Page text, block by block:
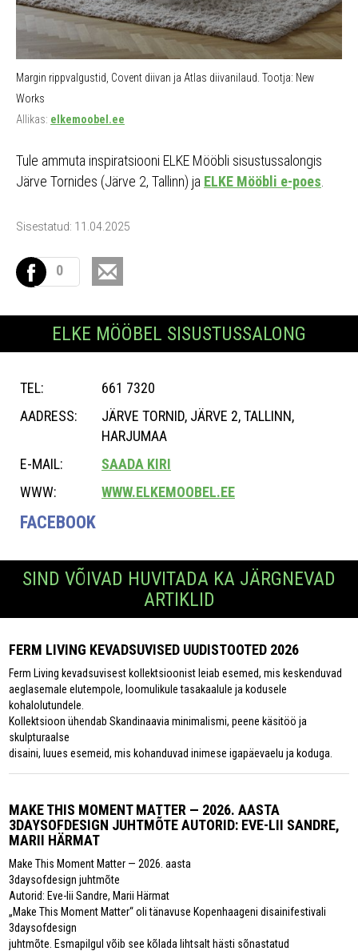
Margin rippvalgustid, Covent diivan ja Atlas diivanilaud. Tootja: New
Works
Allikas: elkemoobel.ee
Tule ammuta inspiratsiooni ELKE Mööbli sisustussalongis
Järve Tornides (Järve 2, Tallinn) ja ELKE Mööbli e-poes
Sisestatud: 11.04.2025
0
ELKE MÖÖBEL SISUSTUSSALONG
TEL:
661 7320
AADRESS:
JÄRVE TORNID, JÄRVE 2, TALLINN,
HARJUMAA
E-MAIL:
SAADA KIRI
WWW:
WWW.ELKEMOOBEL.EE
FACEBOOK
SIND VÕIVAD HUVITADA KA JÄRGNEVAD
ARTIKLID
FERM LIVING KEVADSUVISED UUDISTOOTED 2026
Ferm Living kevadsuvisest kollektsioonist leiab esemed, mis keskenduvad
aeglasemale elutempole, loomulikule tasakaalule ja kodusele
kohalolutundele.
Kollektsioon ühendab Skandinaavia minimalismi, peene käsitöö ja
skulpturaalse
disaini, luues esemeid, mis kohanduvad inimese igapäevaelu ja koduga.
MAKE THIS MOMENT MATTER — 2026. AASTA
3DAYSOFDESIGN JUHTMÕTE AUTORID: EVE-LII SANDRE,
MARII HÄRMAT
Make This Moment Matter — 2026. aasta
3daysofdesign juhtmõte
Autorid: Eve-lii Sandre, Marii Härmat
„Make This Moment Matter“ oli tänavuse Kopenhaageni disainifestivali
3daysofdesign
juhtmõte. Esmapilgul võib see kõlada lihtsalt hästi sõnastatud